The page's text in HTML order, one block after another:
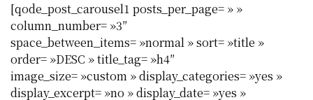
[qode_post_carousel1 posts_per_page= » »
column_number= »3″
space_between_items= »normal » sort= »title »
order= »DESC » title_tag= »h4″
image_size= »custom » display_categories= »yes »
display_excerpt= »no » display_date= »yes »